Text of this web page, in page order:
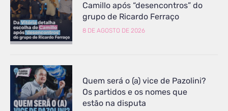
Camillo após “desencontros” do
grupo de Ricardo Ferraço
8 DE AGOSTO DE 2026
Quem será o (a) vice de Pazolini?
Os partidos e os nomes que
estão na disputa